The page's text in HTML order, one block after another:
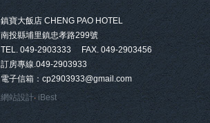
鎮寶大飯店 CHENG PAO HOTEL
南投縣埔里鎮忠孝路299號
TEL. 049-2903333 FAX. 049-2903456
訂房專線.049-2903933
電子信箱：cp2903933@gmail.com
網站設計‧ iBest